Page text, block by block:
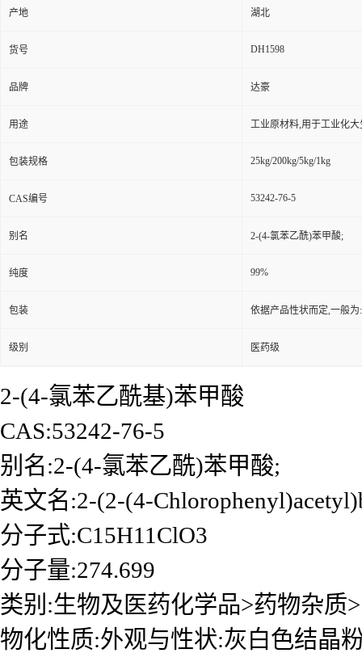
产地 湖北
货号 DH1598
品牌 达豪
用途 工业原材料,用于工业化大
包装规格 25kg/200kg/5kg/1kg
CAS编号 53242-76-5
别名 2-(4-氯苯乙酰)苯甲酸;
纯度 99%
包装 依据产品性状而定,一般
级别 医药级
2-(4-氯苯乙酰基)苯甲酸
CAS:53242-76-5
别名:2-(4-氯苯乙酰)苯甲酸;
英文名:2-(2-(4-
分子式:C15H11ClO3
分子量:274.699
类别:生物及医药化学品>药物杂质>
物化性质:外观与性状:灰白色结晶